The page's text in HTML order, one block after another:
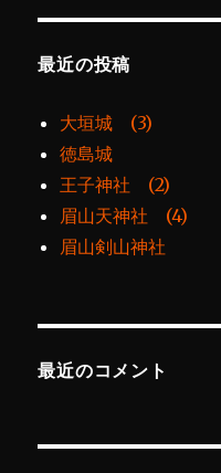
最近の投稿
大垣城 (3)
徳島城
王子神社 (2)
眉山天神社 (4)
眉山剣山神社
最近のコメント